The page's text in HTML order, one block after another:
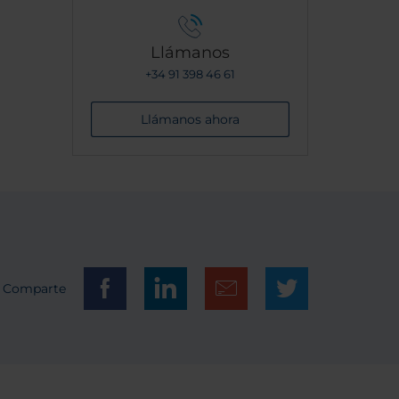
Llámanos
+34 91 398 46 61
Llámanos ahora
Comparte